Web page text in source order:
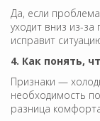
Да, если
уходит вниз из-
исправит
4. Как понять,
Признаки —
необходимость
разница